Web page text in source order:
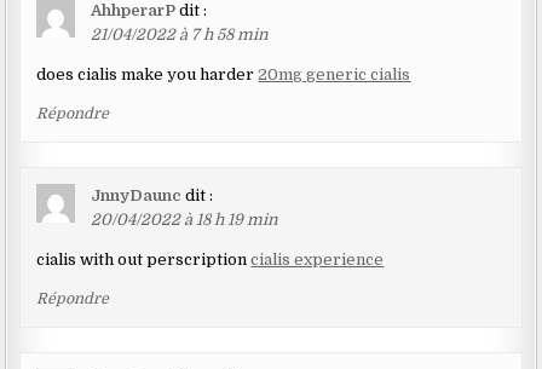
AhhperarP dit :
21/04/2022 à 7 h 58 min
does cialis make you harder20mg generic cialis
Répondre
JnnyDaunc dit :
20/04/2022 à 18 h 19 min
cialis with out perscriptioncialis experience
Répondre